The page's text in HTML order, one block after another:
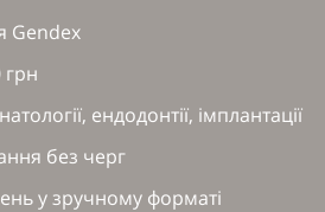
Gendex
грн
ендодонтії, імплантації
без черг
у зручному форматі